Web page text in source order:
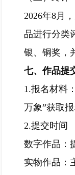
2026年8月
品进行分类
银、铜奖，
七、作品提
1.报名材料
万象”获取报
2.提交时间
数字作品：
实物作品：